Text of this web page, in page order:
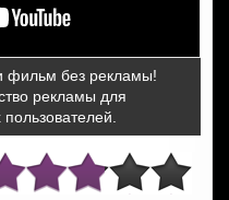
фильм без рекламы!
рекламы для